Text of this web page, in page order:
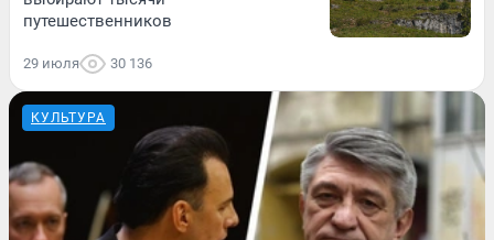
путешественников
29 июля 30 136
КУЛЬТУРА